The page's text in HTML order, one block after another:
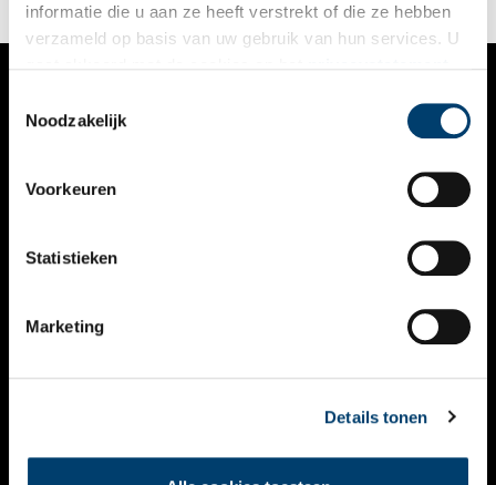
informatie die u aan ze heeft verstrekt of die ze hebben
verzameld op basis van uw gebruik van hun services. U
Noodzakelijk
Voorkeuren
Statistieken
Marketing
Details tonen
VERHALEN
KALENDER
THEMA’S
VIDEO’S
CONTACT